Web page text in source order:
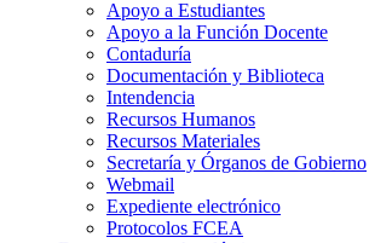
Apoyo a Estudiantes
Apoyo a la Función Docente
Contaduría
Documentación y Biblioteca
Intendencia
Recursos Humanos
Recursos Materiales
Secretaría y Órganos de Gobierno
Webmail
Expediente electrónico
Protocolos FCEA